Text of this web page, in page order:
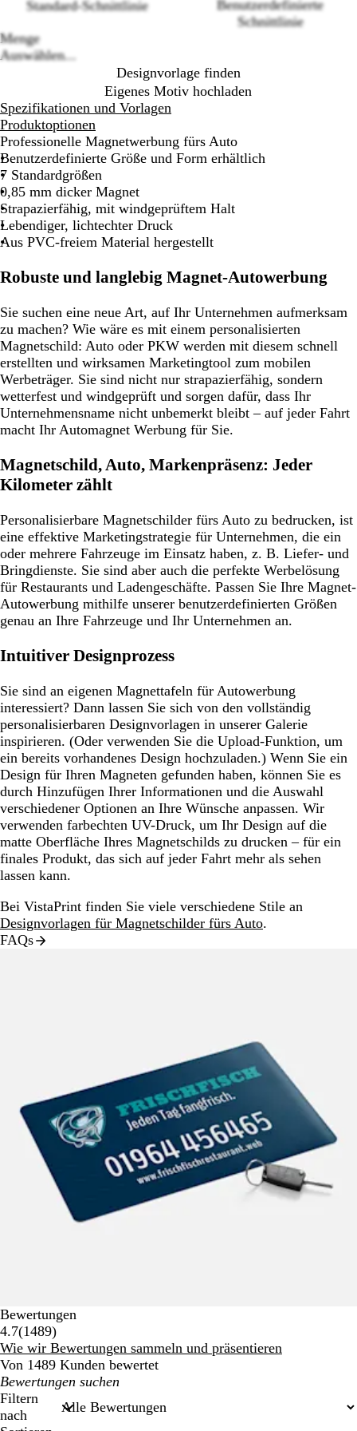
Loading
Standard-Schnittlinie
Benutzerdefinierte
Schnittlinie
Menge
Auswählen...
Designvorlage finden
Eigenes Motiv hochladen
Spezifikationen und Vorlagen
Produktoptionen
Professionelle Magnetwerbung fürs Auto
Benutzerdefinierte Größe und Form erhältlich
7 Standardgrößen
0,85 mm dicker Magnet
Strapazierfähig, mit windgeprüftem Halt
Lebendiger, lichtechter Druck
Aus PVC-freiem Material hergestellt
Robuste und langlebig Magnet-Autowerbung
Sie suchen eine neue Art, auf Ihr Unternehmen aufmerksam
zu machen? Wie wäre es mit einem personalisierten
Magnetschild: Auto oder PKW werden mit diesem schnell
erstellten und wirksamen Marketingtool zum mobilen
Werbeträger. Sie sind nicht nur strapazierfähig, sondern
wetterfest und windgeprüft und sorgen dafür, dass Ihr
Unternehmensname nicht unbemerkt bleibt – auf jeder Fahrt
macht Ihr Automagnet Werbung für Sie.
Magnetschild, Auto, Markenpräsenz: Jeder
Kilometer zählt
Personalisierbare Magnetschilder fürs Auto zu bedrucken, ist
eine effektive Marketingstrategie für Unternehmen, die ein
oder mehrere Fahrzeuge im Einsatz haben, z. B. Liefer- und
Bringdienste. Sie sind aber auch die perfekte Werbelösung
für Restaurants und Ladengeschäfte. Passen Sie Ihre Magnet-
Autowerbung mithilfe unserer benutzerdefinierten Größen
genau an Ihre Fahrzeuge und Ihr Unternehmen an.
Intuitiver Designprozess
Sie sind an eigenen Magnettafeln für Autowerbung
interessiert? Dann lassen Sie sich von den vollständig
personalisierbaren Designvorlagen in unserer Galerie
inspirieren. (Oder verwenden Sie die Upload-Funktion, um
ein bereits vorhandenes Design hochzuladen.) Wenn Sie ein
Design für Ihren Magneten gefunden haben, können Sie es
durch Hinzufügen Ihrer Informationen und die Auswahl
verschiedener Optionen an Ihre Wünsche anpassen. Wir
verwenden farbechten UV-Druck, um Ihr Design auf die
matte Oberfläche Ihres Magnetschilds zu drucken – für ein
finales Produkt, das sich auf jeder Fahrt mehr als sehen
lassen kann.
Bei VistaPrint finden Sie viele verschiedene Stile an
Designvorlagen für Magnetschilder fürs Auto.
FAQs
Bewertungen
4.7(14891489
Bewertungen
)
Wie wir Bewertungen sammeln und präsentieren
Von 1489 Kunden bewertet
Meine
Sucheingaben
Filtern
nach